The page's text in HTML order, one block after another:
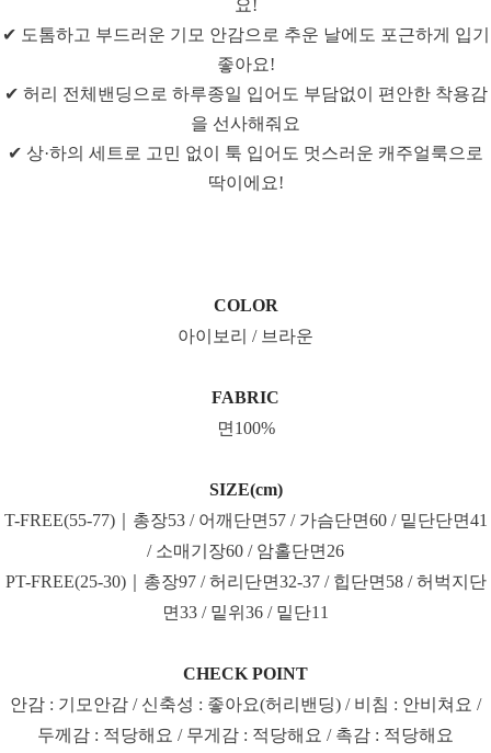
요!
✔ 도톰하고 부드러운 기모 안감으로 추운 날에도 포근하게 입기
좋아요!
✔ 허리 전체밴딩으로 하루종일 입어도 부담없이 편안한 착용감
을 선사해줘요
✔ 상·하의 세트로 고민 없이 툭 입어도 멋스러운 캐주얼룩으로
딱이에요!
COLOR
아이보리 / 브라운
FABRIC
면100%
SIZE(cm)
T-FREE(55-77)｜총장53 / 어깨단면57 / 가슴단면60 / 밑단단면41
/ 소매기장60 / 암홀단면26
PT-FREE(25-30)｜총장97 / 허리단면32-37 / 힙단면58 / 허벅지단
면33 / 밑위36 / 밑단11
CHECK POINT
안감 : 기모안감 / 신축성 : 좋아요(허리밴딩) / 비침 : 안비쳐요 /
두께감 : 적당해요 / 무게감 : 적당해요 / 촉감 : 적당해요